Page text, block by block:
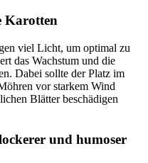
Karotten
viel Licht, um optimal zu
das Wachstum und die
Dabei sollte der Platz im
vor starkem Wind
Blätter beschädigen
und humoser